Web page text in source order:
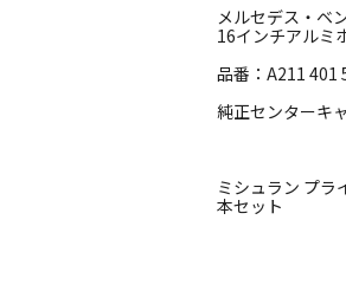
メルセデス・ベ
16インチアルミ
品番：A211 401
純正センターキ
ミシュラン プラ
本セット